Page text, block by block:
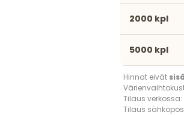
2000 kpl
5000 kpl
Hinnat eivät
Tilaus
Tilaus